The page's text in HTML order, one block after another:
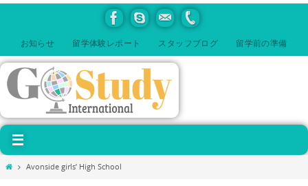
お知らせ 留学体験レポート スタッフブログ 留学前の準備
Avonside girls’ High School